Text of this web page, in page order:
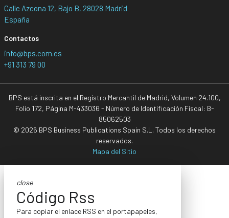
Calle Azcona 12, Bajo B, 28028 Madrid
España
Contactos
info@bps.com.es
+91 313 79 00
BPS está inscrita en el Registro Mercantil de Madrid, Volumen 24.100,
Folio 172, Página M-433036 - Número de Identificación Fiscal: B-
85062503
© 2026 BPS Business Publications Spain S.L. Todos los derechos
reservados.
Mapa del Sitio
close
Código Rss
Para copiar el enlace RSS en el portapapeles,